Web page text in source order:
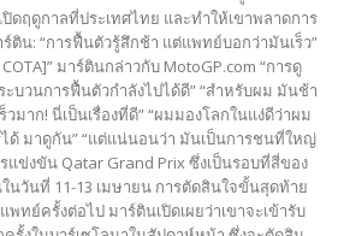
ดฤดูกาลที่ประเทศไทย และทำให้เขาพลาดการ
ติน: “การฟื้นตัวรู้สึกช้า แต่แพทย์บอกว่ามันเร็ว”
มาร์ตินกล่าวกับ MotoGP.com “การดู
บวนการฟื้นตัวกำลังไปได้ดี” “สำหรับผม มันช้า
มาก! นี่เป็นเรื่องที่ดี” “ผมมองโลกในแง่ดีว่าผม
ด้ มาดูกัน” “แต่แน่นอนว่า มันเป็นการชนที่ใหญ่
แข่งขัน Qatar Grand Prix ซึ่งเป็นรอบที่สี่ของ
วันที่ 11-13 เมษายน การตัดสินใจขั้นสุดท้าย
ทย์ครั้งต่อไป มาร์ตินเปิดเผยว่าเขาจะเข้ารับ